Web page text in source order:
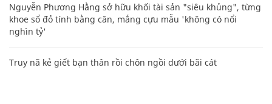
Nguyễn Phương Hằng sở hữu khối tài sản "siêu khủng", từng
khoe sổ đỏ tính bằng cân, mắng cựu mẫu 'không có nổi
nghìn tỷ'
Truy nã kẻ giết bạn thân rồi chôn ngồi dưới bãi cát